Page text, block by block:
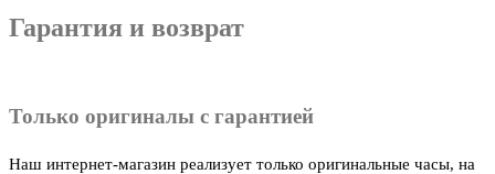
Гарантия и возврат
Только оригиналы с гарантией
Наш интернет-магазин реализует только оригинальные часы, на